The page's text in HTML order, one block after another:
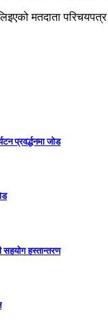
मतदाता परिचयपत्र
प्रवर्द्धनमा जोड
सहयोग हस्तान्तरण